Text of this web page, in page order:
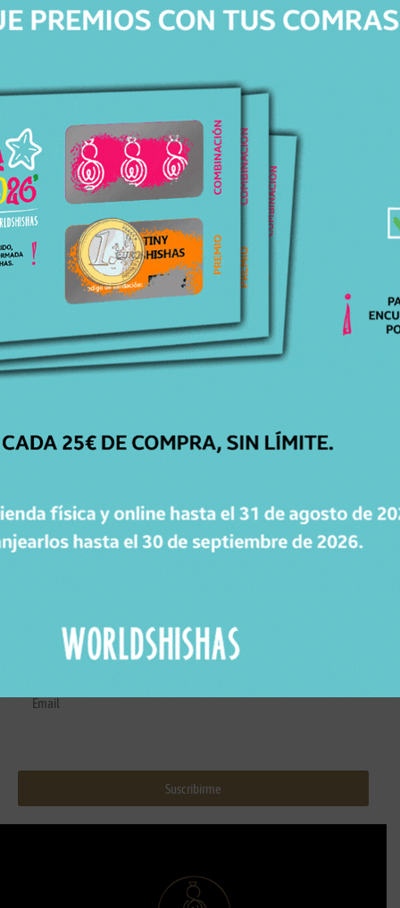
Respondemos todas tus dudas, ¡Contáctanos!
ENVÍOS
GRATIS
Para pedidos superiores a 30€ en península.
ENTREGA
EN 24H-48H
Recibe tu pedido cómodamente en casa.
DEVOLUCIÓN
Dispones de 15 días para cambiar de opinión.
SUSCRÍBETE A LA NEWSLETTER DE WORLDSHISHAS
Suscribirme